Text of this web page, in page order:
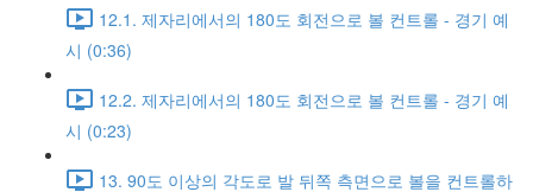
12.1. 제자리에서의 180도 회전으로 볼 컨트롤 - 경기 예
시 (0:36)
12.2. 제자리에서의 180도 회전으로 볼 컨트롤 - 경기 예
시 (0:23)
13. 90도 이상의 각도로 발 뒤쪽 측면으로 볼을 컨트롤하